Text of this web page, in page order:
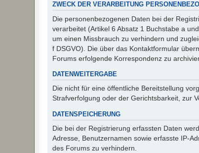
ZWECK DER VERARBEITUNG
Die personenbezogenen Daten bei der
verarbeitet (Artikel 6 Absatz 1 Buchstabe a
um einen Missbrauch zu verhindern und
f DSGVO). Die über das Kontaktformular
Forums erfolgende Korrespondenz zu
DATENWEITERGABE
Die nicht für eine öffentliche Bereitstellung
Strafverfolgung oder der Gerichtsbarkeit, zur
DATENSPEICHERUNG
Die bei der Registrierung erfassten Daten
Adresse, Benutzernamen sowie erfasste IP-
des Forums zu verhindern.